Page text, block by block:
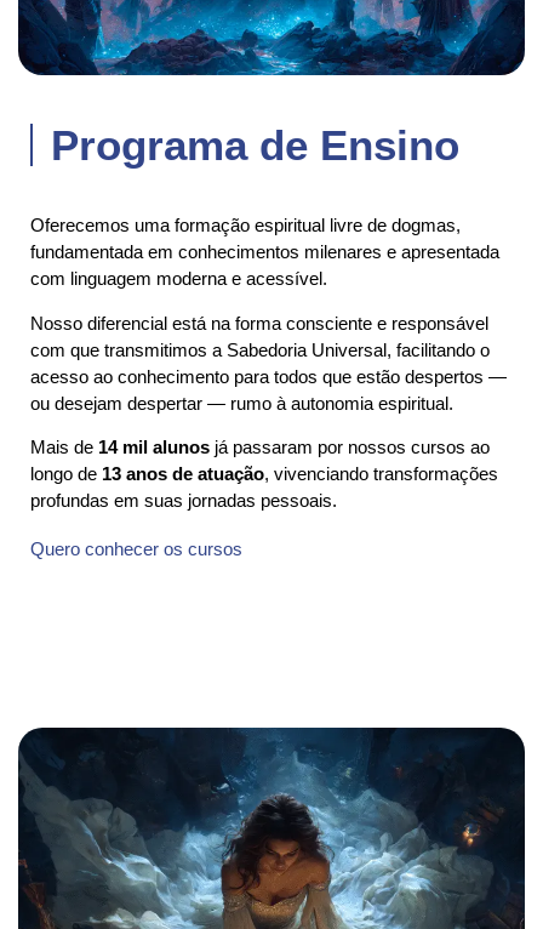
Programa de Ensino
Oferecemos uma formação espiritual livre de dogmas,
fundamentada em conhecimentos milenares e apresentada
com linguagem moderna e acessível.
Nosso diferencial está na forma consciente e responsável
com que transmitimos a Sabedoria Universal, facilitando o
acesso ao conhecimento para todos que estão despertos —
ou desejam despertar — rumo à autonomia espiritual.
Mais de 14 mil alunos já passaram por nossos cursos ao
longo de 13 anos de atuação, vivenciando transformações
profundas em suas jornadas pessoais.
Quero conhecer os cursos